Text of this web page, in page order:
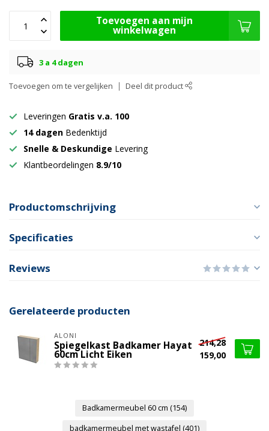
Toevoegen aan mijn
winkelwagen
3 a 4 dagen
Toevoegen om te vergelijken Deel dit product
Leveringen Gratis v.a. 100
14 dagen Bedenktijd
Snelle & Deskundige Levering
Klantbeordelingen 8.9/10
Productomschrijving
Specificaties
Reviews
Gerelateerde producten
ALONI
Spiegelkast Badkamer Hayat
60cm Licht Eiken
214,28
159,00
Badkamermeubel 60 cm (154)
badkamermeubel met wastafel (401)